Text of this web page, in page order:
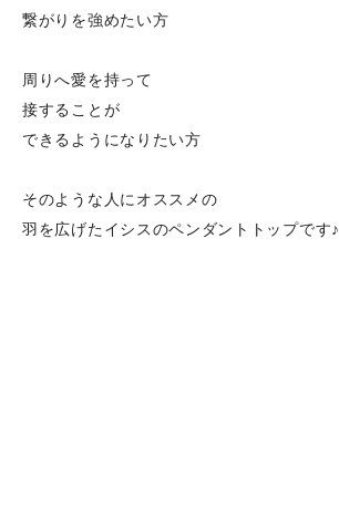
繋がりを強めたい方
周りへ愛を持って
接することが
できるようになりたい方
そのような人にオススメの
羽を広げたイシスのペンダントトップです♪